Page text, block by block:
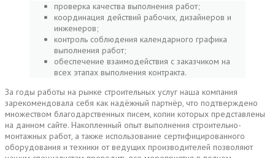
проверка качества выполнения работ;
координация действий рабочих, дизайнеров и
инженеров;
контроль соблюдения календарного графика
выполнения работ;
обеспечение взаимодействия с заказчиком на
всех этапах выполнения контракта.
За годы работы на рынке строительных услуг наша компания
зарекомендовала себя как надёжный партнёр, что подтверждено
множеством благодарственных писем, копии которых представлены
на данном сайте. Накопленный опыт выполнения строительно-
монтажных работ, а также использование сертифицированного
оборудования и техники от ведущих производителей позволяют